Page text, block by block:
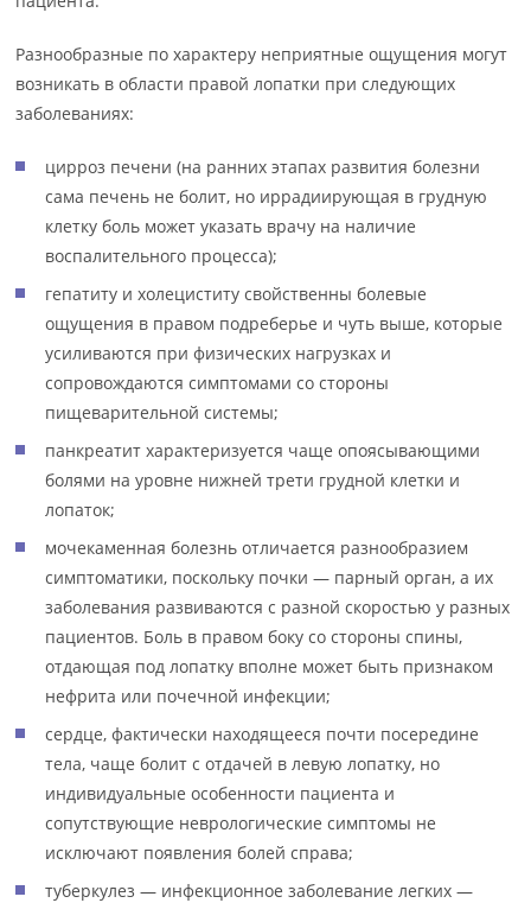
Разнообразные по характеру неприятные ощущения могут
возникать в области правой лопатки при следующих
заболеваниях:
цирроз печени (на ранних этапах развития болезни
сама печень не болит, но иррадиирующая в грудную
клетку боль может указать врачу на наличие
воспалительного процесса);
гепатиту и холециститу свойственны болевые
ощущения в правом подреберье и чуть выше, которые
усиливаются при физических нагрузках и
сопровождаются симптомами со стороны
пищеварительной системы;
панкреатит характеризуется чаще опоясывающими
болями на уровне нижней трети грудной клетки и
лопаток;
мочекаменная болезнь отличается разнообразием
симптоматики, поскольку почки — парный орган, а их
заболевания развиваются с разной скоростью у разных
пациентов. Боль в правом боку со стороны спины,
отдающая под лопатку вполне может быть признаком
нефрита или почечной инфекции;
сердце, фактически находящееся почти посередине
тела, чаще болит с отдачей в левую лопатку, но
индивидуальные особенности пациента и
сопутствующие неврологические симптомы не
исключают появления болей справа;
туберкулез — инфекционное заболевание легких —